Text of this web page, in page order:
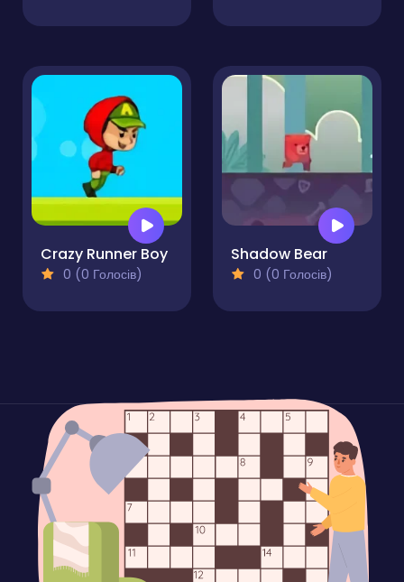
Crazy Runner Boy
0 (0 Голосів)
Shadow Bear
0 (0 Голосів)